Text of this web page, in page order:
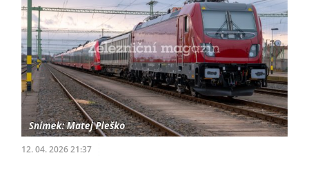
12. 04. 2026 21:37